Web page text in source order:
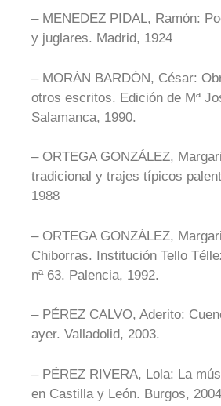
– MENEDEZ PIDAL, Ramón:
y juglares. Madrid, 1924
– MORÁN BARDÓN, César:
otros escritos. Edición de Mª
Salamanca, 1990.
– ORTEGA GONZÁLEZ,
tradicional y trajes típicos
1988
– ORTEGA GONZÁLEZ,
Chiborras. Institución Tello
nª 63. Palencia, 1992.
– PÉREZ CALVO, Aderito:
ayer. Valladolid, 2003.
– PÉREZ RIVERA, Lola: La
en Castilla y León. Burgos,